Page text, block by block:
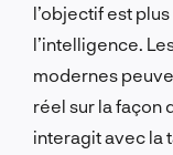
l’objectif est
l’intelligence.
modernes
réel sur la façon
interagit avec la